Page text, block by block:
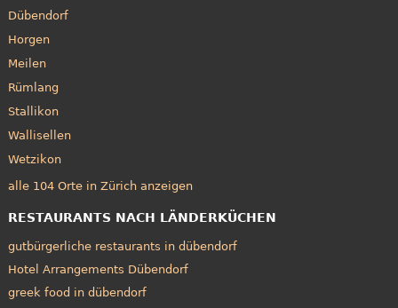
Dübendorf
Horgen
Meilen
Rümlang
Stallikon
Wallisellen
Wetzikon
alle 104 Orte in Zürich anzeigen
RESTAURANTS NACH LÄNDERKÜCHEN
gutbürgerliche restaurants in dübendorf
Hotel Arrangements Dübendorf
greek food in dübendorf